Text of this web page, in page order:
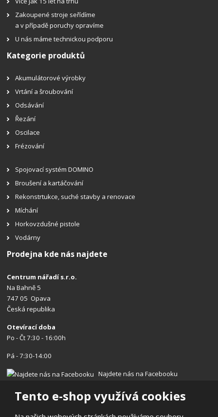
Tento e-shop využívá cookies
Zakoupené stroje seřídíme
a v případě poruchy opravíme
U nás máme technickou podporu
Kategorie produktů
Akumulátorové výrobky
Vrtání a šroubování
Odsávání
Řezání
Oscilace
Frézování
Spojovací systém DOMINO
Broušení a kartáčování
Rekonstrtukce, suché stavby a renovace
Míchání
Horkovzdušné pistole
Vodárny
Prodejna kde nás najdete
Centrum nářadí s.r.o.
Na Bahně 5
747 05 Opava
Česká republika
Otevírací doba
Po - Čt 7:30 - 16:00h
Pá - 7:30-14:00
Najdete nás na Facebooku